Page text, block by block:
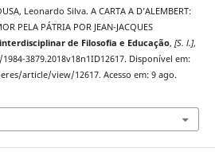
Leonardo Silva. A CARTA A D’ALEMBERT:
PELA PÁTRIA POR JEAN-JACQUES
de Filosofia e Educação, [S. l.],
3879.2018v18n1ID12617. Disponível em:
article/view/12617. Acesso em: 9 ago.